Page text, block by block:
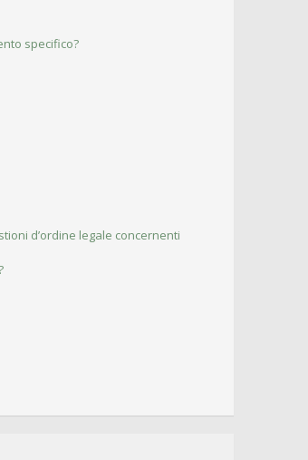
specifico?
d’ordine legale concernenti